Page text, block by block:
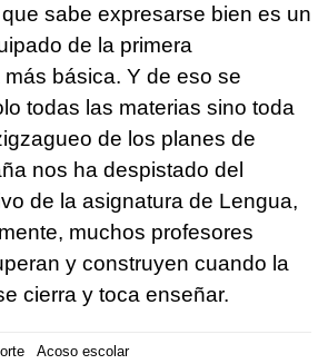
sabe expresarse bien es un
de la primera
básica. Y de eso se
todas las materias sino toda
de los planes de
nos ha despistado del
de la asignatura de Lengua,
muchos profesores
y construyen cuando la
cierra y toca enseñar.
Acoso escolar